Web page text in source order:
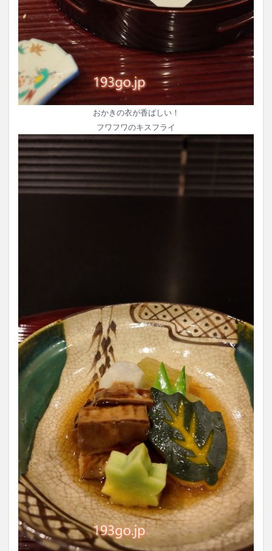
おかきの衣が香ばしい！
フワフワのキスフライ